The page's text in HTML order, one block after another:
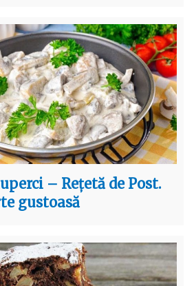
– Rețetă de Post.
gustoasă